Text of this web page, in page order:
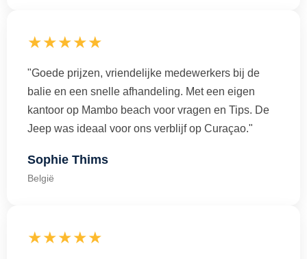
★★★★★
"Goede prijzen, vriendelijke medewerkers bij de
balie en een snelle afhandeling. Met een eigen
kantoor op Mambo beach voor vragen en Tips. De
Jeep was ideaal voor ons verblijf op Curaçao."
Sophie Thims
België
★★★★★